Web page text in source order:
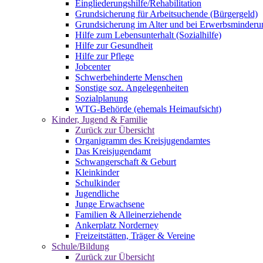
Eingliederungshilfe/Rehabilitation
Grundsicherung für Arbeitsuchende (Bürgergeld)
Grundsicherung im Alter und bei
Hilfe zum Lebensunterhalt (Sozialhilfe)
Hilfe zur Gesundheit
Hilfe zur Pflege
Jobcenter
Schwerbehinderte Menschen
Sonstige soz. Angelegenheiten
Sozialplanung
WTG-Behörde (ehemals Heimaufsicht)
Kinder, Jugend & Familie
Zurück zur Übersicht
Organigramm des Kreisjugendamtes
Das Kreisjugendamt
Schwangerschaft & Geburt
Kleinkinder
Schulkinder
Jugendliche
Junge Erwachsene
Familien & Alleinerziehende
Ankerplatz Norderney
Freizeitstätten, Träger & Vereine
Schule/Bildung
Zurück zur Übersicht